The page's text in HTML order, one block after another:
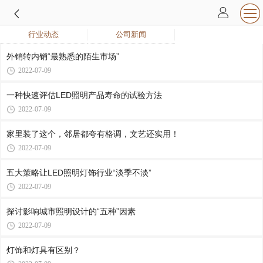
行业动态 公司新闻
外销转内销“最熟悉的陌生市场”
2022-07-09
一种快速评估LED照明产品寿命的试验方法
2022-07-09
家里装了这个，邻居都夸有格调，文艺还实用！
2022-07-09
五大策略让LED照明灯饰行业“淡季不淡”
2022-07-09
探讨影响城市照明设计的“五种”因素
2022-07-09
灯饰和灯具有区别？